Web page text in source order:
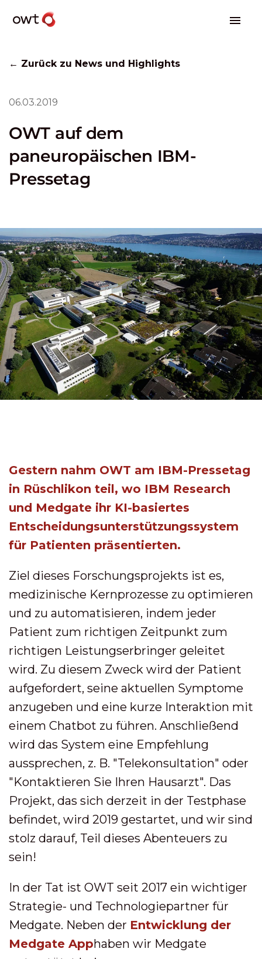
← Zurück zu News und Highlights
06.03.2019
OWT auf dem
paneuropäischen IBM-
Pressetag
Gestern nahm OWT am IBM-Pressetag
in Rüschlikon teil, wo IBM Research
und Medgate ihr KI-basiertes
Entscheidungsunterstützungssystem
für Patienten präsentierten.
Ziel dieses Forschungsprojekts ist es,
medizinische Kernprozesse zu optimieren
und zu automatisieren, indem jeder
Patient zum richtigen Zeitpunkt zum
richtigen Leistungserbringer geleitet
wird. Zu diesem Zweck wird der Patient
aufgefordert, seine aktuellen Symptome
anzugeben und eine kurze Interaktion mit
einem Chatbot zu führen. Anschließend
wird das System eine Empfehlung
aussprechen, z. B. "Telekonsultation" oder
"Kontaktieren Sie Ihren Hausarzt". Das
Projekt, das sich derzeit in der Testphase
befindet, wird 2019 gestartet, und wir sind
stolz darauf, Teil dieses Abenteuers zu
sein!
In der Tat ist OWT seit 2017 ein wichtiger
Strategie- und Technologiepartner für
Medgate. Neben der Entwicklung der
Medgate Apphaben wir Medgate